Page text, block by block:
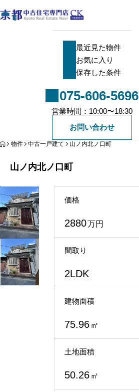
最近見た物件
お気に入り
保存した条件
075-606-5696
営業時間：10:00〜18:30
お問い合わせ
HOME
物件 中古一戸建て 山ノ内北ノ口町
山ノ内北ノ口町
価格
2880万円
間取り
2LDK
建物面積
75.96 ㎡
土地面積
50.26 ㎡